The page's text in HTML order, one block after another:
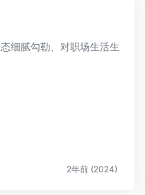
细腻勾勒、对职场生活生
2年前 (2024)